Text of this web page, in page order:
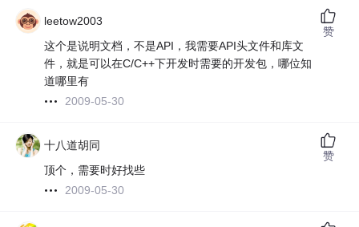
leetow2003
这个是说明文档，不是API，我需要API头文件和库文
件，就是可以在C/C++下开发时需要的开发包，哪位知
道哪里有
2009-05-30
赞
十八道胡同
顶个，需要时好找些
2009-05-30
赞